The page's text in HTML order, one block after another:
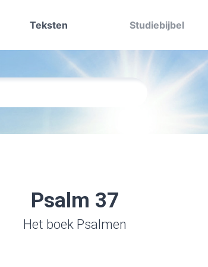
Teksten Studiebijbel
Psalm 37
Het boek Psalmen